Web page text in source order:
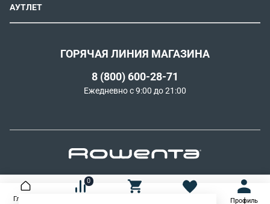
Главная
0
Профиль
ОБМЕН И ВОЗВРАТ
РЕКОМЕНДАТЕЛЬНЫЕ ТЕХНОЛОГИИ
ULTIMATE EXPERIENCE
ROWENTA X KARL LAGERFELD
АУТЛЕТ
ГОРЯЧАЯ ЛИНИЯ МАГАЗИНА
8 (800) 600-28-71
Ежедневно с 9:00 до 21:00
© 2026 Официальный интернет-магазин Rowenta